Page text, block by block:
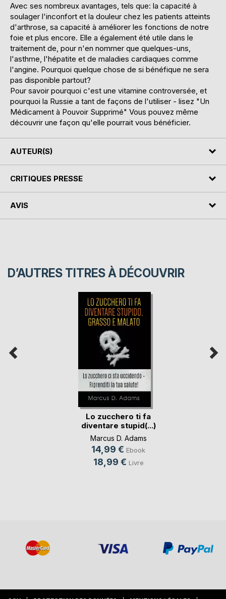
Avec ses nombreux avantages, tels que: la capacité à
soulager l'inconfort et la douleur chez les patients atteints
d'arthrose, sa capacité à améliorer les fonctions de notre
foie et plus encore. Elle a également été utile dans le
traitement de, pour n'en nommer que quelques-uns,
l'asthme, l'hépatite et de maladies cardiaques comme
l'angine. Pourquoi quelque chose de si bénéfique ne sera
pas disponible partout?
Pour savoir pourquoi c'est une vitamine controversée, et
pourquoi la Russie a tant de façons de l'utiliser - lisez "Un
Médicament à Pouvoir Supprimé" Vous pouvez même
découvrir une façon qu'elle pourrait vous bénéficier.
AUTEUR(S)
CRITIQUES PRESSE
AVIS
D’AUTRES TITRES À DÉCOUVRIR
Lo zucchero ti fa
diventare stupid(...)
Marcus D. Adams
14,99 € Ebook
18,99 € Livre